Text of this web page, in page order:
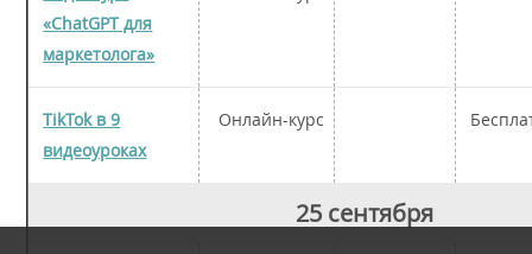
«ChatGPT для
маркетолога»
TikTok в 9
видеоуроках
Онлайн-курс
25 сентября